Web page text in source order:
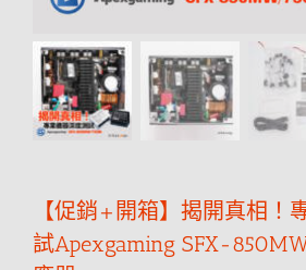
【促銷+開箱】揭開真相！
試Apexgaming SFX-